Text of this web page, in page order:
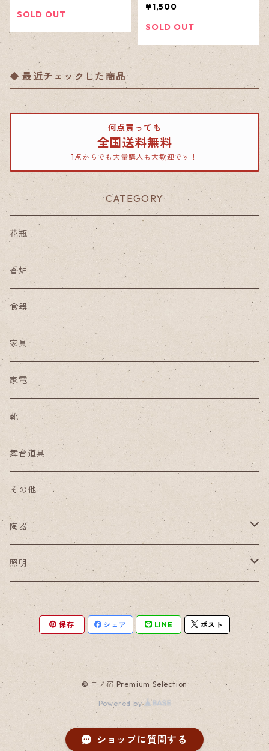
SOLD OUT
¥1,500
SOLD OUT
最近チェックした商品
何点買っても
全国送料無料
1点からでも大量購入も大歓迎です！
CATEGORY
花瓶
香炉
食器
家具
家電
靴
舞台道具
その他
陶器
小皿
豆皿
酒器セット
照明
ペンダントライト
保存 シェア LINE ポスト
© モノ宿 Premium Selection
Powered by
ショップに質問する